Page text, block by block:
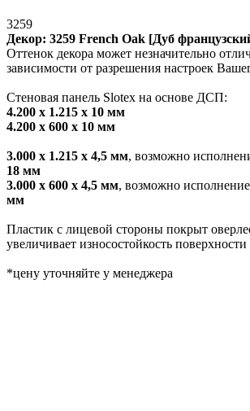
3259
Декор: 3259 French Oak [Дуб
Оттенок декора может незначительно
зависимости от разрешения настроек
Стеновая панель Slotex на основе ДСП:
4.200 х 1.215 х 10 мм
4.200 х 600 х 10 мм
3.000 х 1.215 х 4,5 мм, возможно
18 мм
3.000 х 600 х 4,5 мм, возможно
мм
Пластик с лицевой стороны покрыт
увеличивает износостойкость
*цену уточняйте у менеджера